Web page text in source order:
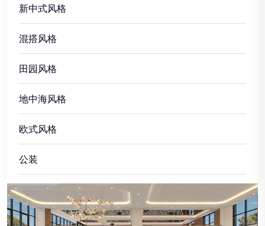
新中式风格
混搭风格
田园风格
地中海风格
欧式风格
公装